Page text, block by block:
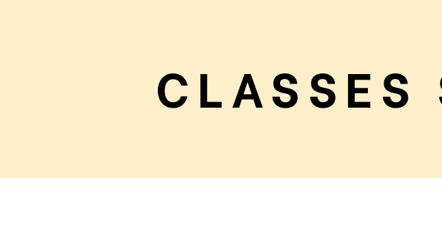
N°8 – Protéger sa vie privée
N°9 – Savoir s’accorder une pause
CLASSES